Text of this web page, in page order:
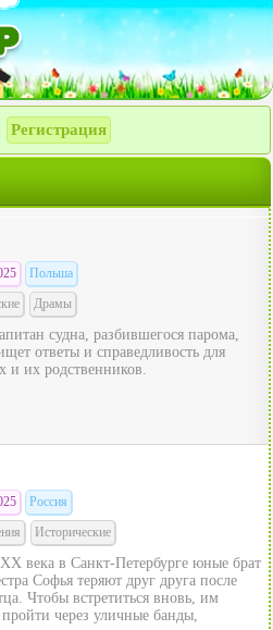
Регистрация
Польша
Драмы
судна, разбившегося парома,
ответы и справедливость для
и их родственников.
Россия
Исторические
века в Санкт-Петербурге юные брат
Софья теряют друг друга после
Чтобы встретиться вновь, им
пройти через уличные банды,